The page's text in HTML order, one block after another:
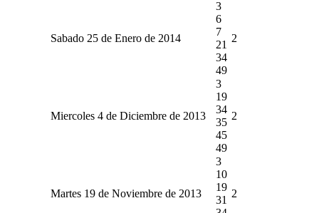
Sabado 25 de Enero de 2014
3
6
7
21
34
49
2
Miercoles 4 de Diciembre de 2013
3
19
34
35
45
49
2
Martes 19 de Noviembre de 2013
3
10
19
31
2